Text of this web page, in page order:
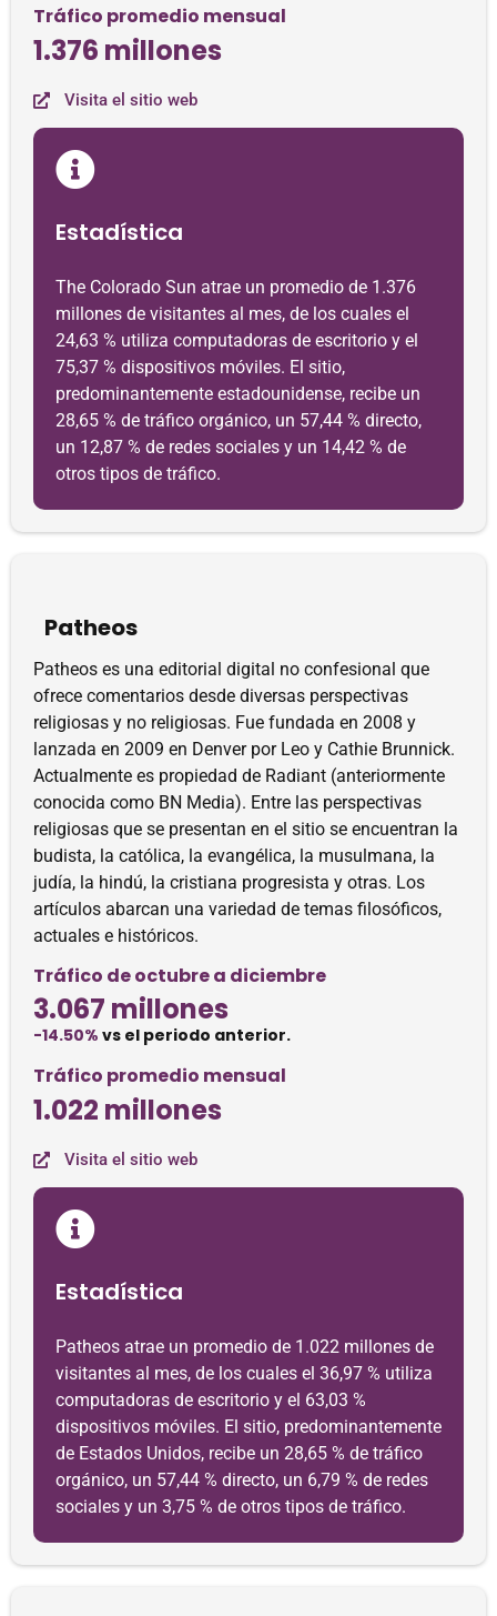
Tráfico promedio mensual
1.376 millones
Visita el sitio web
Estadística
The Colorado Sun atrae un promedio de 1.376
millones de visitantes al mes, de los cuales el
24,63 % utiliza computadoras de escritorio y el
75,37 % dispositivos móviles. El sitio,
predominantemente estadounidense, recibe un
28,65 % de tráfico orgánico, un 57,44 % directo,
un 12,87 % de redes sociales y un 14,42 % de
otros tipos de tráfico.
Patheos
Patheos es una editorial digital no confesional que
ofrece comentarios desde diversas perspectivas
religiosas y no religiosas. Fue fundada en 2008 y
lanzada en 2009 en Denver por Leo y Cathie Brunnick.
Actualmente es propiedad de Radiant (anteriormente
conocida como BN Media). Entre las perspectivas
religiosas que se presentan en el sitio se encuentran la
budista, la católica, la evangélica, la musulmana, la
judía, la hindú, la cristiana progresista y otras. Los
artículos abarcan una variedad de temas filosóficos,
actuales e históricos.
Tráfico de octubre a diciembre
3.067 millones
-14.50% vs el periodo anterior.
Tráfico promedio mensual
1.022 millones
Visita el sitio web
Estadística
Patheos atrae un promedio de 1.022 millones de
visitantes al mes, de los cuales el 36,97 % utiliza
computadoras de escritorio y el 63,03 %
dispositivos móviles. El sitio, predominantemente
de Estados Unidos, recibe un 28,65 % de tráfico
orgánico, un 57,44 % directo, un 6,79 % de redes
sociales y un 3,75 % de otros tipos de tráfico.